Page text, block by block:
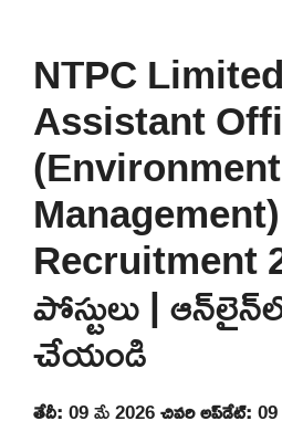
NTPC Limited
Assistant
(Environment
Management)
Recruitment
పోస్టులు |
చేయండి
తేదీ:09 మే 2026చివరి అప్‌డేట్: